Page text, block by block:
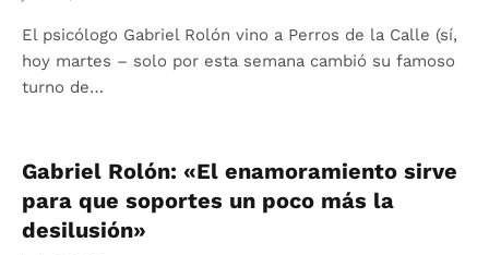
El psicólogo Gabriel Rolón vino a Perros de la Calle (sí,
hoy martes – solo por esta semana cambió su famoso
turno de…
Gabriel Rolón: «El enamoramiento sirve
para que soportes un poco más la
desilusión»